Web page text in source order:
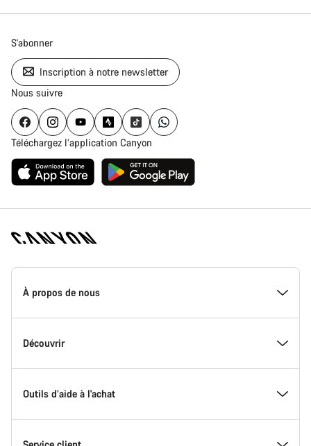
S'abonner
Inscription à notre newsletter
Nous suivre
Téléchargez l’application Canyon
Page
d'accueil
Canyon
-
Canyon
À propos de nous
Inside Canyon
L'innovation chez Canyon
Découvrir
Evénements
Outils d’aide à l'achat